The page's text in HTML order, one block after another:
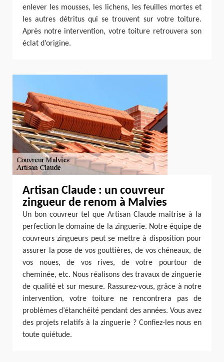
enlever les mousses, les lichens, les feuilles mortes et
les autres détritus qui se trouvent sur votre toiture.
Après notre intervention, votre toiture retrouvera son
éclat d’origine.
Artisan Claude : un couvreur
zingueur de renom à Malvies
Un bon couvreur tel que Artisan Claude maîtrise à la
perfection le domaine de la zinguerie. Notre équipe de
couvreurs zingueurs peut se mettre à disposition pour
assurer la pose de vos gouttières, de vos chéneaux, de
vos noues, de vos rives, de votre pourtour de
cheminée, etc. Nous réalisons des travaux de zinguerie
de qualité et sur mesure. Rassurez-vous, grâce à notre
intervention, votre toiture ne rencontrera pas de
problèmes d’étanchéité pendant des années. Vous avez
des projets relatifs à la zinguerie ? Confiez-les nous en
toute quiétude.